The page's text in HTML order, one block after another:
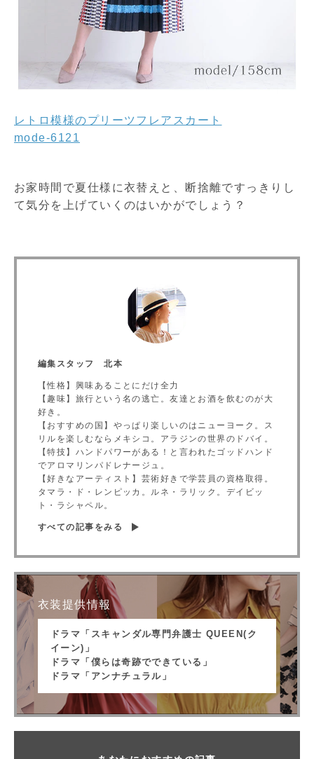
レトロ模様のプリーツフレアスカート
mode-6121
お家時間で夏仕様に衣替えと、断捨離ですっきりし
て気分を上げていくのはいかがでしょう？
編集スタッフ 北本
【性格】興味あることにだけ全力
【趣味】旅行という名の逃亡。友達とお酒を飲むのが大
好き。
【おすすめの国】やっぱり楽しいのはニューヨーク。ス
リルを楽しむならメキシコ。アラジンの世界のドバイ。
【特技】ハンドパワーがある！と言われたゴッドハンド
でアロマリンパドレナージュ。
【好きなアーティスト】芸術好きで学芸員の資格取得。
タマラ・ド・レンピッカ。ルネ・ラリック。デイビッ
ト・ラシャペル。
すべての記事をみる
衣装提供情報
ドラマ「スキャンダル専門弁護士 QUEEN(ク
イーン)」
ドラマ「僕らは奇跡でできている」
ドラマ「アンナチュラル」